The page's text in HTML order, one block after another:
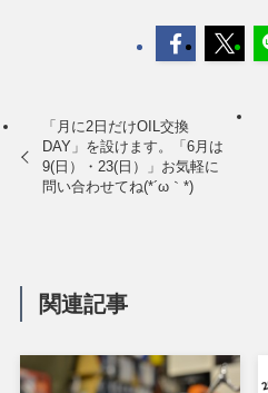
「月に2日だけOIL交換
DAY」を設けます。「6月は
9(日）・23(日）」お気軽に
問い合わせてね(*´ω｀*)
関連記事